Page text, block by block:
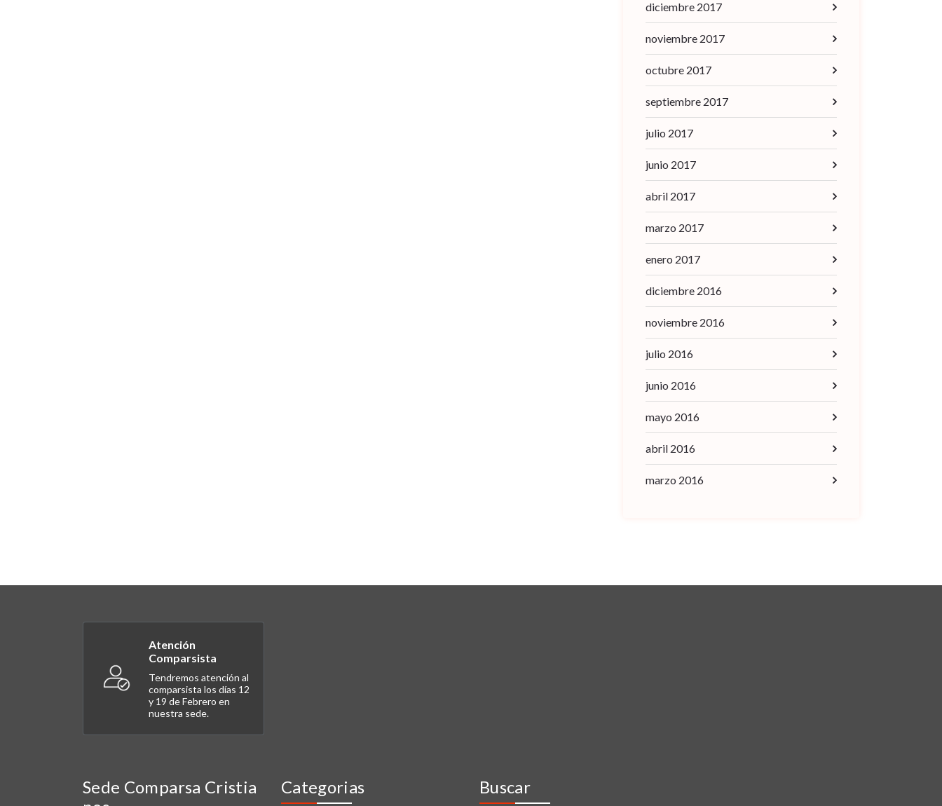
diciembre 2017
noviembre 2017
octubre 2017
septiembre 2017
julio 2017
junio 2017
abril 2017
marzo 2017
enero 2017
diciembre 2016
noviembre 2016
julio 2016
junio 2016
mayo 2016
abril 2016
marzo 2016
Atención
Comparsista
Tendremos atención al
comparsista los días 12
y 19 de Febrero en
nuestra sede.
Sede Comparsa Cristia
Categorias Buscar